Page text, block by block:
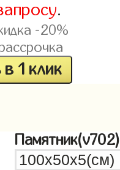
.
-20%
1 клик
Памятник(v702)